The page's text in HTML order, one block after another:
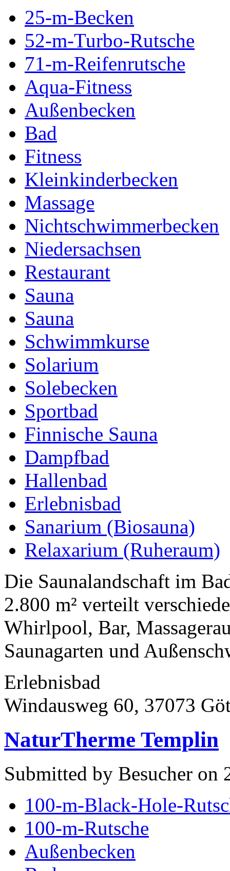
25-m-Becken
52-m-Turbo-Rutsche
71-m-Reifenrutsche
Aqua-Fitness
Außenbecken
Bad
Fitness
Kleinkinderbecken
Massage
Nichtschwimmerbecken
Niedersachsen
Restaurant
Sauna
Sauna
Schwimmkurse
Solarium
Solebecken
Sportbad
Finnische Sauna
Dampfbad
Hallenbad
Erlebnisbad
Sanarium (Biosauna)
Relaxarium (Ruheraum)
Die Saunalandschaft im
2.800 m² verteilt
Whirlpool, Bar,
Saunagarten und
Erlebnisbad
Windausweg 60, 37073
NaturTherme Templin
Submitted by Besucher on
100-m-Black-Hole-
100-m-Rutsche
Außenbecken